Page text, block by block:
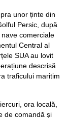
unor ținte din
Persic, după
comerciale
Central al
SUA au lovit
descrisă
traficului maritim
ora locală,
de comandă și